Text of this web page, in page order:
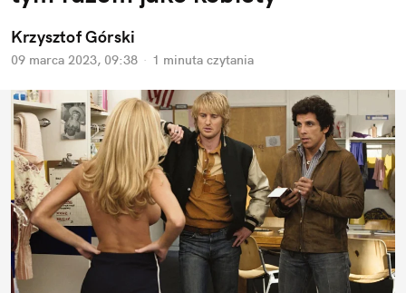
Krzysztof Górski
09 marca 2023, 09:38 · 1 minuta czytania